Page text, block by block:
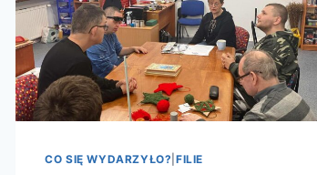
CO SIĘ WYDARZYŁO? |FILIE